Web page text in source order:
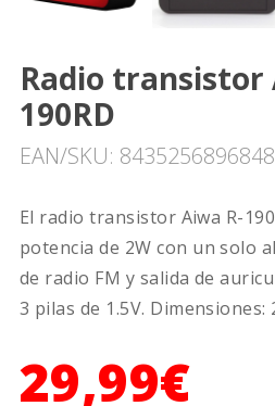
Radio transistor
190RD
EAN/SKU: 8435256896848
El radio transistor Aiwa R-
potencia de 2W con un solo
de radio FM y salida de
3 pilas de 1.5V. Dimensiones:
29,99€